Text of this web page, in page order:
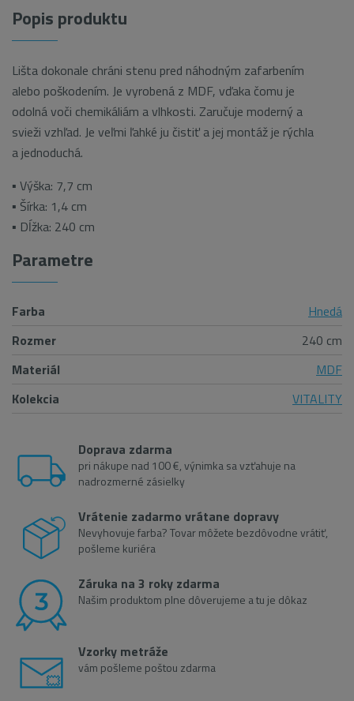
Popis produktu
Lišta dokonale chráni stenu pred náhodným zafarbením
alebo poškodením. Je vyrobená z MDF, vďaka čomu je
odolná voči chemikáliám a vlhkosti. Zaručuje moderný a
svieži vzhľad. Je veľmi ľahké ju čistiť a jej montáž je rýchla
a jednoduchá.
▪ Výška: 7,7 cm
▪ Šírka: 1,4 cm
▪ Dĺžka: 240 cm
Parametre
Farba
Hnedá
Rozmer
240 cm
Materiál
MDF
Kolekcia
VITALITY
Doprava zdarma
pri nákupe nad 100 €, výnimka sa vzťahuje na
nadrozmerné zásielky
Vrátenie zadarmo vrátane dopravy
Nevyhovuje farba? Tovar môžete bezdôvodne vrátiť,
pošleme kuriéra
Záruka na 3 roky zdarma
Našim produktom plne dôverujeme a tu je dôkaz
Vzorky metráže
vám pošleme poštou zdarma